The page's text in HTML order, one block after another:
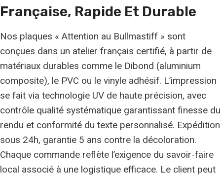
Française, Rapide Et Durable
Nos plaques « Attention au Bullmastiff » sont
conçues dans un atelier français certifié, à partir de
matériaux durables comme le Dibond (aluminium
composite), le PVC ou le vinyle adhésif. L’impression
se fait via technologie UV de haute précision, avec
contrôle qualité systématique garantissant finesse du
rendu et conformité du texte personnalisé. Expédition
sous 24h, garantie 5 ans contre la décoloration.
Chaque commande reflète l’exigence du savoir-faire
local associé à une logistique efficace. Le client peut